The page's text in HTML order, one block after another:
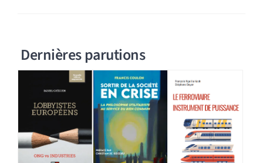
Dernières parutions